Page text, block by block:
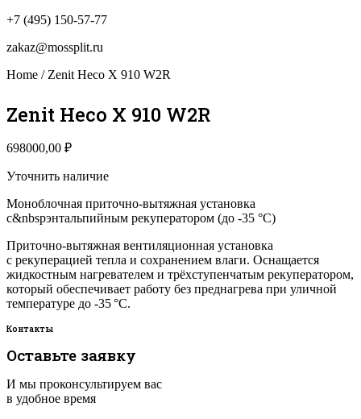
+7 (495) 150-57-77
zakaz@mossplit.ru
Home / Zenit Heco X 910 W2R
Zenit Heco X 910 W2R
698000,00 ₽
Уточнить наличие
Моноблочная приточно-вытяжная установка
с&nbspэнтальпийным рекуператором (до -35 °C)
Приточно-вытяжная вентиляционная установка
с рекуперацией тепла и сохранением влаги. Оснащается
жидкостным нагревателем и трёхступенчатым рекуператором,
который обеспечивает работу без преднагрева при уличной
температуре до -35 °C.
Контакты
Оставьте заявку
И мы проконсультируем вас
в удобное время